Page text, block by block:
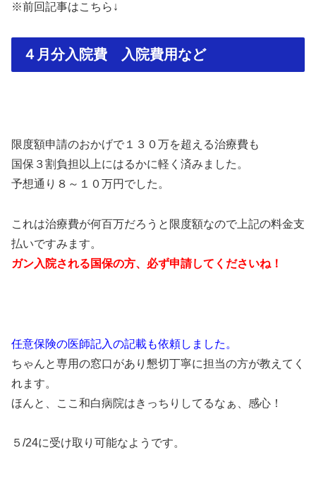
※前回記事はこちら↓
４月分入院費 入院費用など
限度額申請のおかげで１３０万を超える治療費も
国保３割負担以上にはるかに軽く済みました。
予想通り８～１０万円でした。
これは治療費が何百万だろうと限度額なので上記の料金支
払いですみます。
ガン入院される国保の方、必ず申請してくださいね！
任意保険の医師記入の記載も依頼しました。
ちゃんと専用の窓口があり懇切丁寧に担当の方が教えてく
れます。
ほんと、ここ和白病院はきっちりしてるなぁ、感心！
５/24に受け取り可能なようです。